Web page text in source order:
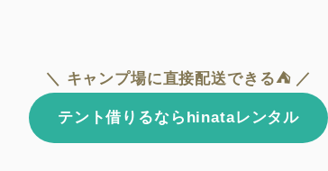
＼ キャンプ場に直接配送できる⛺ ／
テント借りるならhinataレンタル